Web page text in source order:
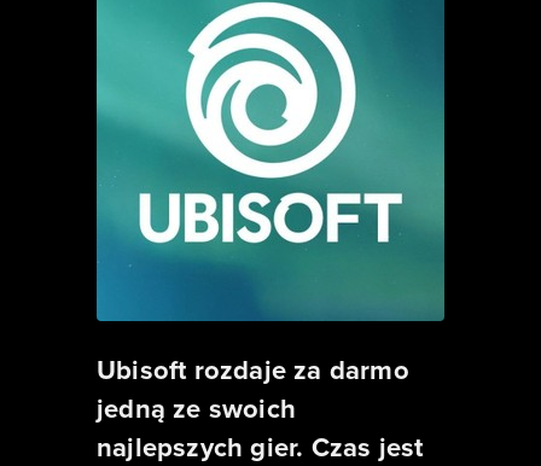
Ubisoft rozdaje za darmo
jedną ze swoich
najlepszych gier. Czas jest